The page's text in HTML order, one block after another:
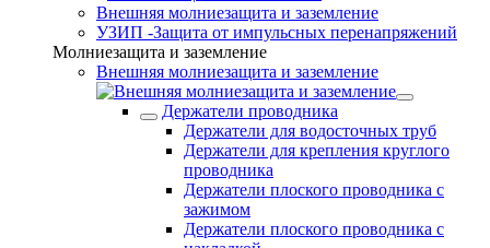
Внешняя молниезащита и заземление
УЗИП -Защита от импульсных перенапряжений
Молниезащита и заземление
Внешняя молниезащита и заземление
Держатели проводника
Держатели для водосточных труб
Держатели для крепления круглого
проводника
Держатели плоского проводника с
зажимом
Держатели плоского проводника с